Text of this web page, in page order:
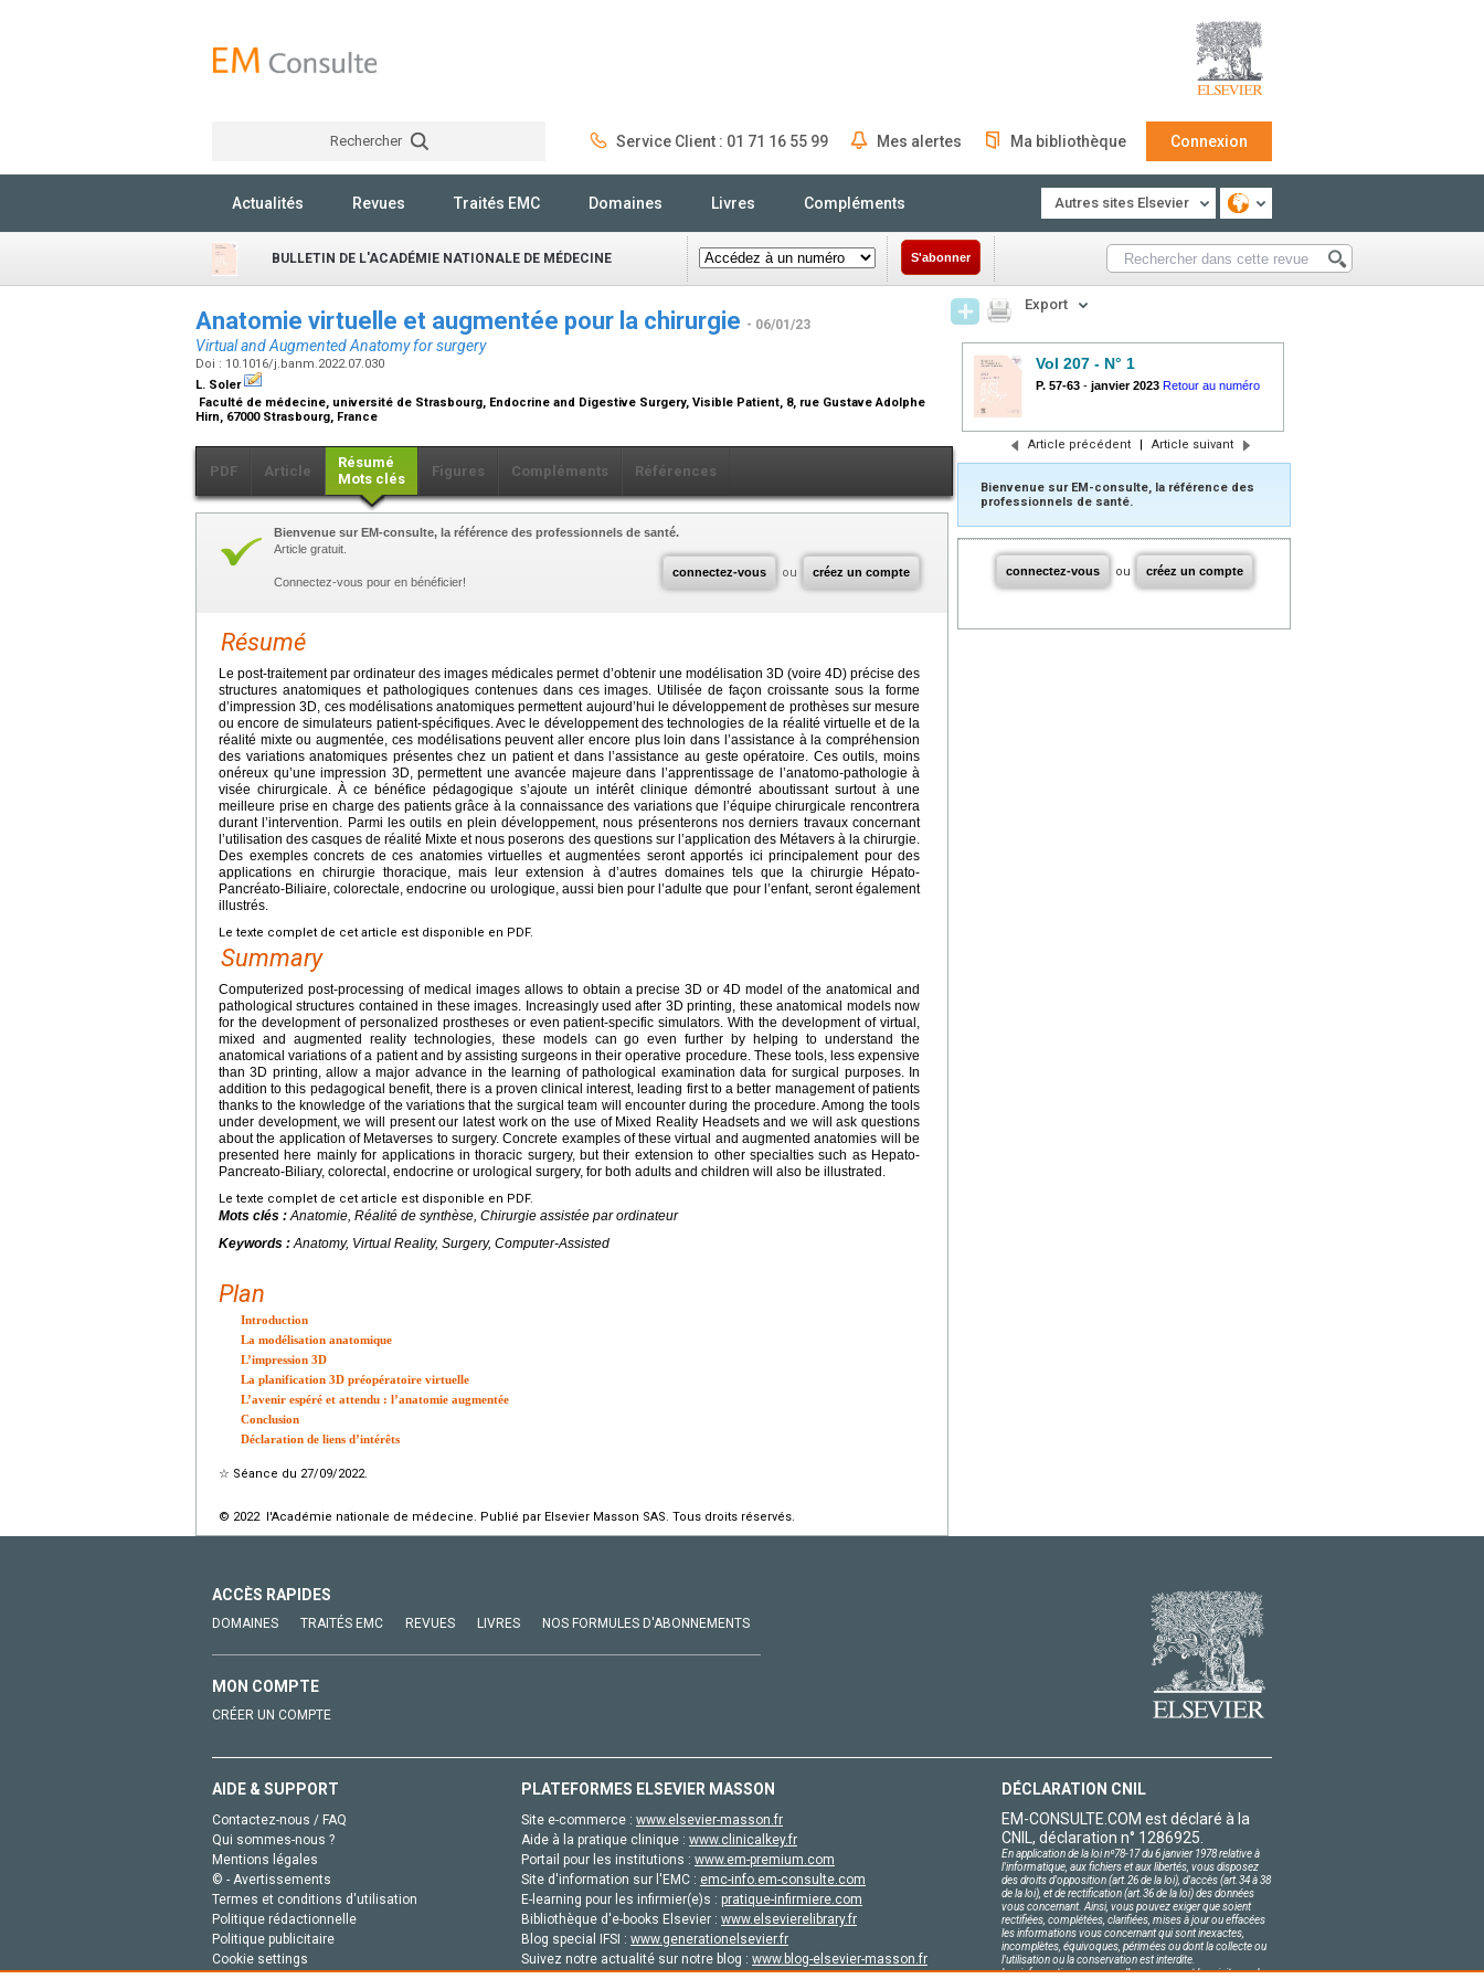
Rechercher Service Client : 01 71 16 55 99 Mes alertes Ma bibliothèque Connexion
Actualités Revues Traités EMC Domaines Livres Compléments Autres sites Elsevier
BULLETIN DE L'ACADÉMIE NATIONALE DE MÉDECINE S'abonner
Anatomie virtuelle et augmentée pour la chirurgie - 06/01/23
Virtual and Augmented Anatomy for surgery
Doi : 10.1016/j.banm.2022.07.030
L. Soler
Faculté de médecine, université de Strasbourg, Endocrine and Digestive Surgery, Visible Patient, 8, rue Gustave Adolphe
Hirn, 67000 Strasbourg, France
PDF Article
Résumé
Mots clés
Figures Compléments Références
connectez-vous ou créez un compte
Bienvenue sur EM-consulte, la référence des professionnels de santé.
Article gratuit.
Connectez-vous pour en bénéficier!
Résumé
Le post-traitement par ordinateur des images médicales permet d’obtenir une modélisation 3D (voire 4D) précise des
structures anatomiques et pathologiques contenues dans ces images. Utilisée de façon croissante sous la forme
d’impression 3D, ces modélisations anatomiques permettent aujourd’hui le développement de prothèses sur mesure
ou encore de simulateurs patient-spécifiques. Avec le développement des technologies de la réalité virtuelle et de la
réalité mixte ou augmentée, ces modélisations peuvent aller encore plus loin dans l’assistance à la compréhension
des variations anatomiques présentes chez un patient et dans l’assistance au geste opératoire. Ces outils, moins
onéreux qu’une impression 3D, permettent une avancée majeure dans l’apprentissage de l’anatomo-pathologie à
visée chirurgicale. À ce bénéfice pédagogique s’ajoute un intérêt clinique démontré aboutissant surtout à une
meilleure prise en charge des patients grâce à la connaissance des variations que l’équipe chirurgicale rencontrera
durant l’intervention. Parmi les outils en plein développement, nous présenterons nos derniers travaux concernant
l’utilisation des casques de réalité Mixte et nous poserons des questions sur l’application des Métavers à la chirurgie.
Des exemples concrets de ces anatomies virtuelles et augmentées seront apportés ici principalement pour des
applications en chirurgie thoracique, mais leur extension à d’autres domaines tels que la chirurgie Hépato-
Pancréato-Biliaire, colorectale, endocrine ou urologique, aussi bien pour l’adulte que pour l’enfant, seront également
illustrés.
Le texte complet de cet article est disponible en PDF.
Summary
Computerized post-processing of medical images allows to obtain a precise 3D or 4D model of the anatomical and
pathological structures contained in these images. Increasingly used after 3D printing, these anatomical models now
for the development of personalized prostheses or even patient-specific simulators. With the development of virtual,
mixed and augmented reality technologies, these models can go even further by helping to understand the
anatomical variations of a patient and by assisting surgeons in their operative procedure. These tools, less expensive
than 3D printing, allow a major advance in the learning of pathological examination data for surgical purposes. In
addition to this pedagogical benefit, there is a proven clinical interest, leading first to a better management of patients
thanks to the knowledge of the variations that the surgical team will encounter during the procedure. Among the tools
under development, we will present our latest work on the use of Mixed Reality Headsets and we will ask questions
about the application of Metaverses to surgery. Concrete examples of these virtual and augmented anatomies will be
presented here mainly for applications in thoracic surgery, but their extension to other specialties such as Hepato-
Pancreato-Biliary, colorectal, endocrine or urological surgery, for both adults and children will also be illustrated.
Le texte complet de cet article est disponible en PDF.
Mots clés : Anatomie, Réalité de synthèse, Chirurgie assistée par ordinateur
Keywords : Anatomy, Virtual Reality, Surgery, Computer-Assisted
Plan
Introduction
La modélisation anatomique
L’impression 3D
La planification 3D préopératoire virtuelle
L’avenir espéré et attendu : l’anatomie augmentée
Conclusion
Déclaration de liens d’intérêts
☆ Séance du 27/09/2022.
© 2022 l'Académie nationale de médecine. Publié par Elsevier Masson SAS. Tous droits réservés.
Export
Vol 207 - N° 1
P. 57-63 - janvier 2023 Retour au numéro
Article précédent | Article suivant
Bienvenue sur EM-consulte, la référence des
professionnels de santé.
connectez-vous ou créez un compte
ACCÈS RAPIDES
DOMAINES TRAITÉS EMC REVUES LIVRES NOS FORMULES D'ABONNEMENTS
MON COMPTE
CRÉER UN COMPTE
AIDE & SUPPORT
Contactez-nous / FAQ
Qui sommes-nous ?
Mentions légales
© - Avertissements
Termes et conditions d'utilisation
Politique rédactionnelle
Politique publicitaire
Cookie settings
PLATEFORMES ELSEVIER MASSON
Site e-commerce : www.elsevier-masson.fr
Aide à la pratique clinique : www.clinicalkey.fr
Portail pour les institutions : www.em-premium.com
Site d'information sur l'EMC : emc-info.em-consulte.com
E-learning pour les infirmier(e)s : pratique-infirmiere.com
Bibliothèque d'e-books Elsevier : www.elsevierelibrary.fr
Blog special IFSI : www.generationelsevier.fr
Suivez notre actualité sur notre blog : www.blog-elsevier-masson.fr
DÉCLARATION CNIL
EM-CONSULTE.COM est déclaré à la
CNIL, déclaration n° 1286925.
En application de la loi nº78-17 du 6 janvier 1978 relative à
l'informatique, aux fichiers et aux libertés, vous disposez
des droits d'opposition (art.26 de la loi), d'accès (art.34 à 38
de la loi), et de rectification (art.36 de la loi) des données
vous concernant. Ainsi, vous pouvez exiger que soient
rectifiées, complétées, clarifiées, mises à jour ou effacées
les informations vous concernant qui sont inexactes,
incomplètes, équivoques, périmées ou dont la collecte ou
l'utilisation ou la conservation est interdite.
Les informations personnelles concernant les visiteurs de